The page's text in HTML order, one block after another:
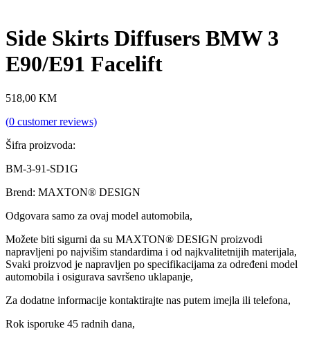
Side Skirts Diffusers BMW 3
E90/E91 Facelift
518,00 KM
(0 customer reviews)
Šifra proizvoda:
BM-3-91-SD1G
Brend: MAXTON® DESIGN
Odgovara samo za ovaj model automobila,
Možete biti sigurni da su MAXTON® DESIGN proizvodi
napravljeni po najvišim standardima i od najkvalitetnijih materijala,
Svaki proizvod je napravljen po specifikacijama za određeni model
automobila i osigurava savršeno uklapanje,
Za dodatne informacije kontaktirajte nas putem imejla ili telefona,
Rok isporuke 45 radnih dana,